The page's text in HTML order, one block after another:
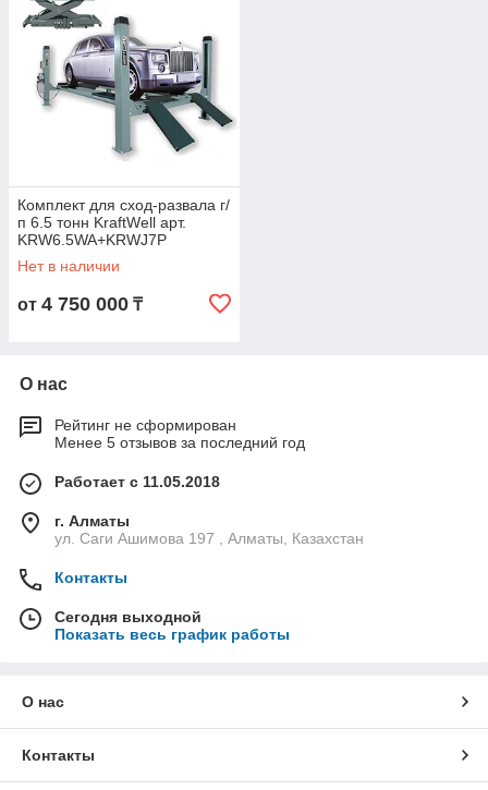
Комплект для сход-развала г/
п 6.5 тонн KraftWell арт.
KRW6.5WA+KRWJ7P
Нет в наличии
от 4 750 000 ₸
О нас
Рейтинг не сформирован
Менее 5 отзывов за последний год
Работает с 11.05.2018
г. Алматы
ул. Саги Ашимова 197 , Алматы, Казахстан
Контакты
Сегодня выходной
Показать весь график работы
О нас
Контакты